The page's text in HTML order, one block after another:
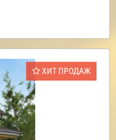
ХИТ ПРОДАЖ